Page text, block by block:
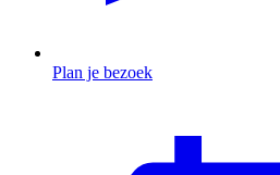
Plan je bezoek